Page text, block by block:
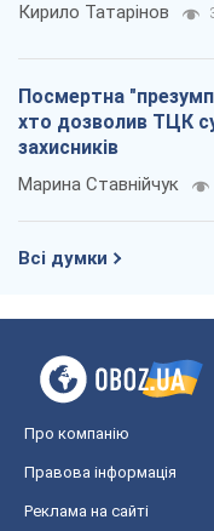
Кирило Татарінов
Посмертна
хто дозволив ТЦК
захисників
Марина Ставнійчук
Всі думки
Про компанію
Правова інформація
Реклама на сайті